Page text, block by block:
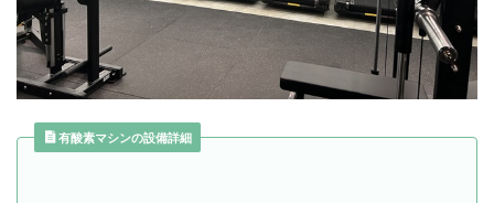
有酸素マシンの設備詳細